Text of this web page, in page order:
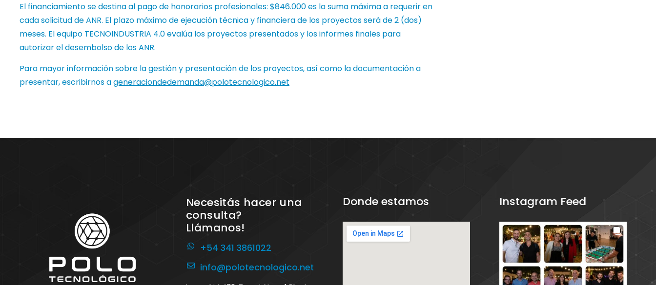
El financiamiento se destina al pago de honorarios profesionales: $846.000 es la suma máxima a requerir en
cada solicitud de ANR. El plazo máximo de ejecución técnica y financiera de los proyectos será de 2 (dos)
meses. El equipo TECNOINDUSTRIA 4.0 evalúa los proyectos presentados y los informes finales para
autorizar el desembolso de los ANR.
Para mayor información sobre la gestión y presentación de los proyectos, así como la documentación a
presentar, escribirnos ageneraciondedemanda@polotecnologico.net
Necesitás hacer una
consulta?
Llámanos!
+54 341 3861022
info@polotecnologico.net
Donde estamos Instagram Feed